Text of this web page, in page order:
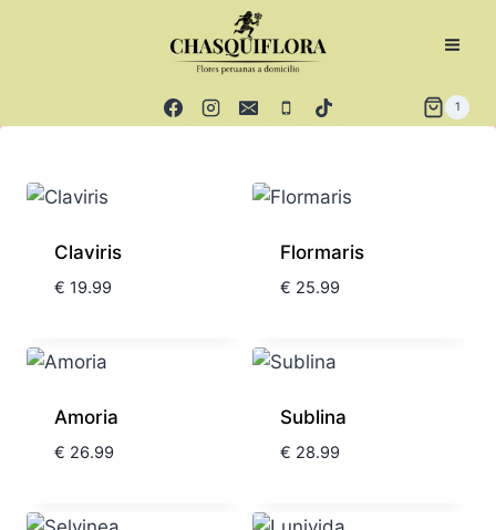
1
Claviris
€ 19.99
Flormaris
€ 25.99
Amoria
€ 26.99
Sublina
€ 28.99